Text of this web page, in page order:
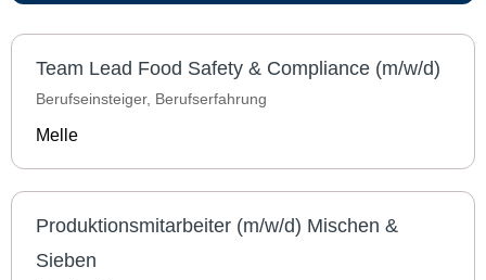
Team Lead Food Safety & Compliance (m/w/d)
Berufseinsteiger, Berufserfahrung
Melle
Produktionsmitarbeiter (m/w/d) Mischen &
Sieben